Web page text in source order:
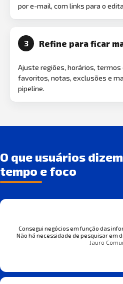
por e-mail, com links para o
3 Refine para ficar
Ajuste regiões, horários,
favoritos, notas, exclusões e
pipeline.
O que usuários
tempo e foco
Consegui negócios em função das
Não há necessidade de pesquisar em
Jauro